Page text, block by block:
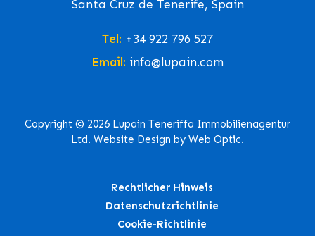
Santa Cruz de Tenerife, Spain
Tel: +34 922 796 527
Email: info@lupain.com
Copyright © 2026 Lupain Teneriffa Immobilienagentur
Ltd. Website Design by Web Optic.
Rechtlicher Hinweis
Datenschutzrichtlinie
Cookie-Richtlinie